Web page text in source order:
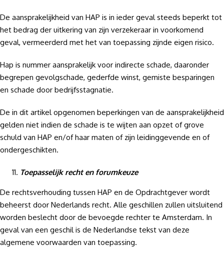
De aansprakelijkheid van HAP is in ieder geval steeds beperkt tot
het bedrag der uitkering van zijn verzekeraar in voorkomend
geval, vermeerderd met het van toepassing zijnde eigen risico.
Hap is nummer aansprakelijk voor indirecte schade, daaronder
begrepen gevolgschade, gederfde winst, gemiste besparingen
en schade door bedrijfsstagnatie.
De in dit artikel opgenomen beperkingen van de aansprakelijkheid
gelden niet indien de schade is te wijten aan opzet of grove
schuld van HAP en/of haar maten of zijn leidinggevende en of
ondergeschikten.
Toepasselijk recht en forumkeuze
De rechtsverhouding tussen HAP en de Opdrachtgever wordt
beheerst door Nederlands recht. Alle geschillen zullen uitsluitend
worden beslecht door de bevoegde rechter te Amsterdam. In
geval van een geschil is de Nederlandse tekst van deze
algemene voorwaarden van toepassing.